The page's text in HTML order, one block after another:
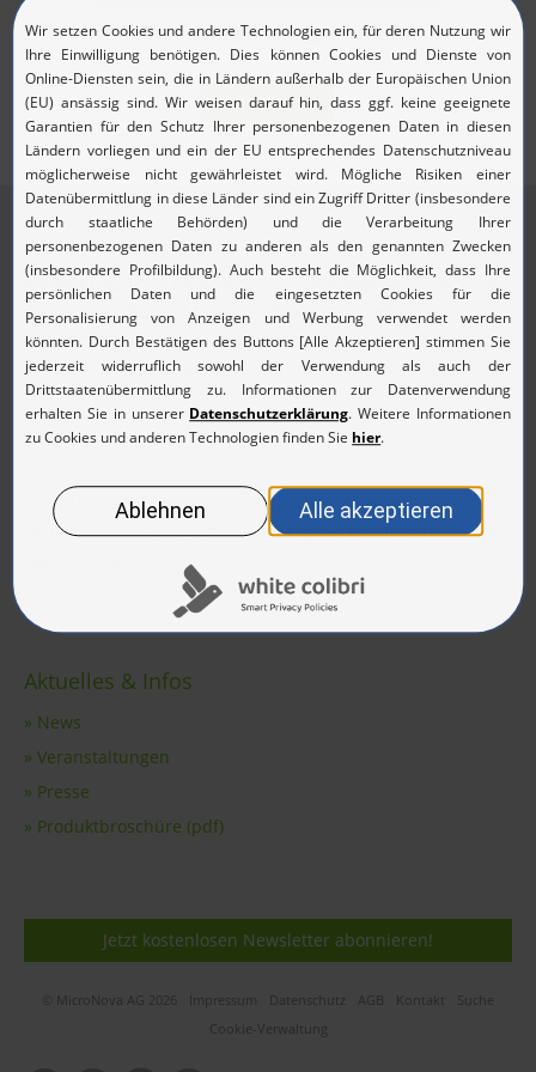
Pflichtfelder sind mit einem*gekennzeichnet.
Abmelden
Über ManageEngine
ManageEngine ist die Enterprise IT-Management-Sparte der
Zoho Corporation. Mit über 60 Produkten bietet
ManageEngine ein umfangreiches Portfolio an hochwertigen
Echtzeit-Tools zur Überwachung von IT-Umgebungen.
MicroNova ist seit mehr als 20 Jahren exklusiver
Vertriebspartner für die ManageEngine-Produkte in
Aktuelles & Infos
» News
» Veranstaltungen
» Presse
» Produktbroschüre (pdf)
Jetzt kostenlosen Newsletter abonnieren!
© MicroNova AG 2026 Impressum Datenschutz AGB Kontakt
Suche
Cookie-Verwaltung